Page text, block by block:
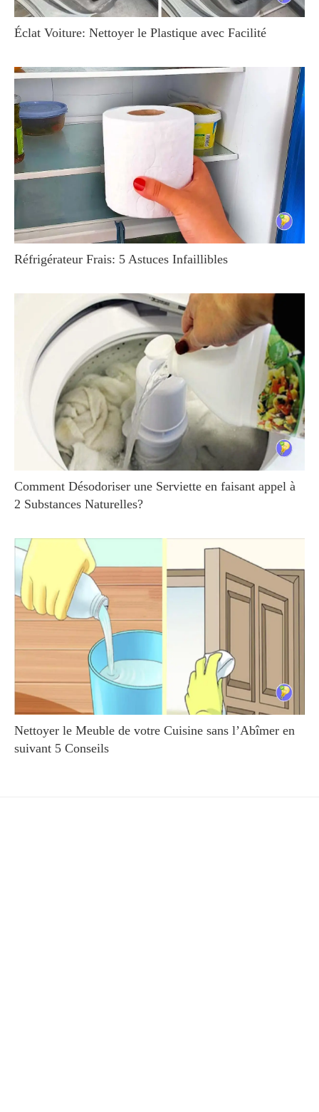
Éclat Voiture: Nettoyer le Plastique avec Facilité
Réfrigérateur Frais: 5 Astuces Infaillibles
Comment Désodoriser une Serviette en faisant appel à
2 Substances Naturelles?
Nettoyer le Meuble de votre Cuisine sans l’Abîmer en
suivant 5 Conseils